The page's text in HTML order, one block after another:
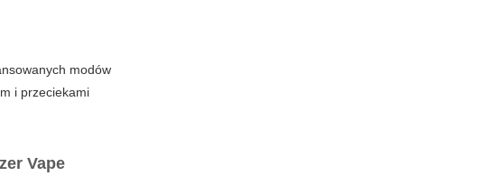
modów
i przeciekami
Vape